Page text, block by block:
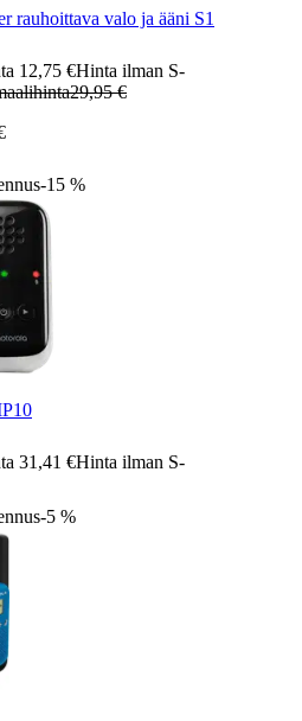
rauhoittava valo ja ääni S1
12,75 €Hinta ilman S-
29,95 €
-15 %
31,41 €Hinta ilman S-
-5 %